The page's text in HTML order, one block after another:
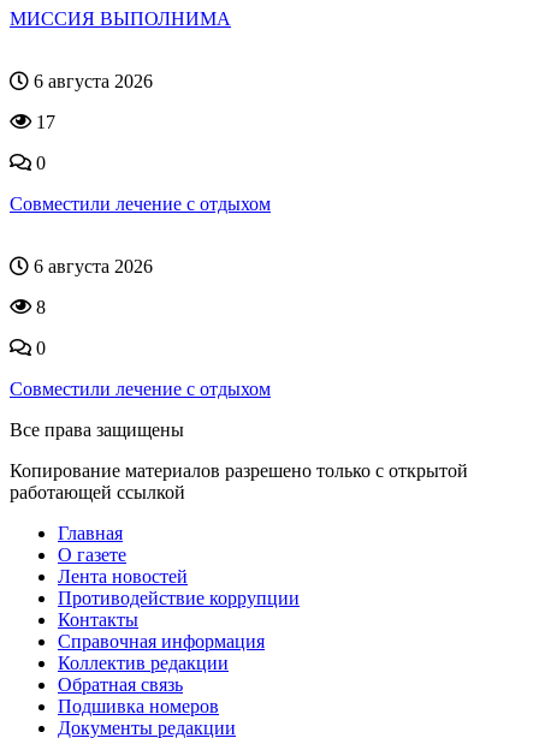
МИССИЯ ВЫПОЛНИМА
6 августа 2026
17
0
Совместили лечение с отдыхом
6 августа 2026
8
0
Совместили лечение с отдыхом
Все права защищены
Копирование материалов разрешено только с открытой
работающей ссылкой
Главная
О газете
Лента новостей
Противодействие коррупции
Контакты
Справочная информация
Коллектив редакции
Обратная связь
Подшивка номеров
Документы редакции